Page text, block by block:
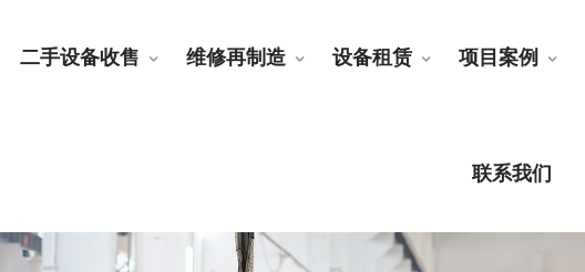
二手设备收售 维修再制造 设备租赁 项目案例
联系我们